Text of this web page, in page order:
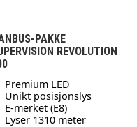
PAKKE
REVOLUTION
Premium LED
Unikt posisjonslys
E-merket (E8)
Lyser 1310 meter